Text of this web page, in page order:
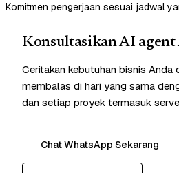
Komitmen pengerjaan sesuai jadwal
Konsultasikan AI
Ceritakan kebutuhan bisnis Anda
membalas di hari yang sama
dan setiap proyek termasuk
Chat WhatsApp Sekarang